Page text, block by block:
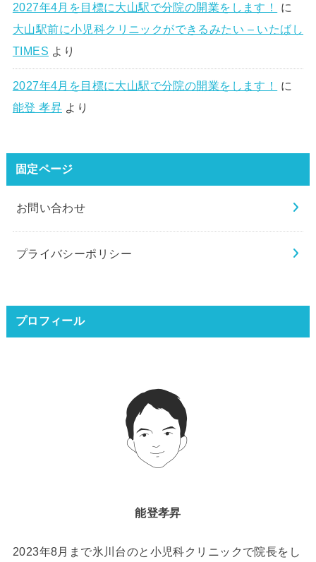
2027年4月を目標に大山駅で分院の開業をします！
に
大山駅前に小児科クリニックができるみたい – いたばし
TIMES より
2027年4月を目標に大山駅で分院の開業をします！
に
能登 孝昇より
固定ページ
お問い合わせ
プライバシーポリシー
プロフィール
能登孝昇
2023年8月まで氷川台のと小児科クリニックで院長をし